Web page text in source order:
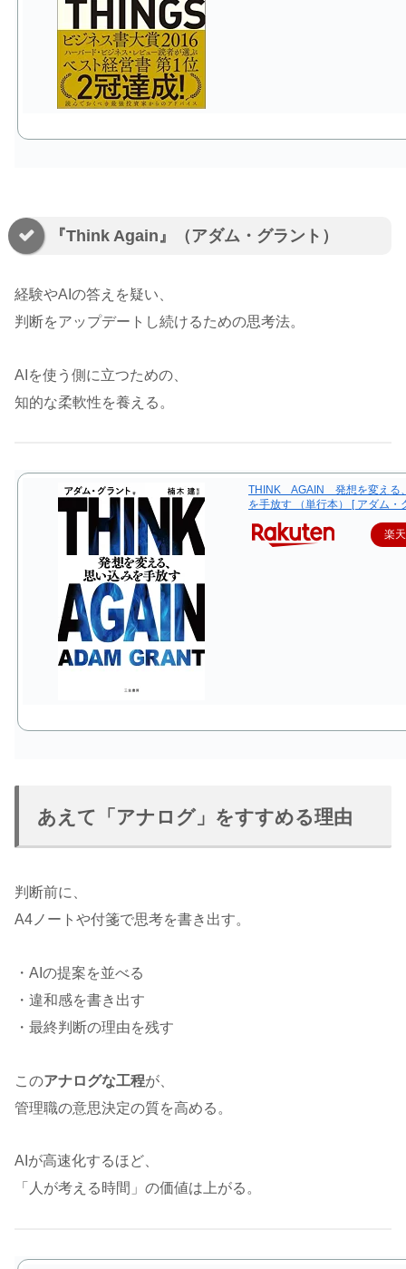
『Think Again』（アダム・グラント）
経験やAIの答えを疑い、
判断をアップデートし続けるための思考法。
AIを使う側に立つための、
知的な柔軟性を養える。
THINK AGAIN 発想を変える
を手放す （単行本） [ アダム・
楽
あえて「アナログ」をすすめる理由
判断前に、
A4ノートや付箋で思考を書き出す。
・AIの提案を並べる
・違和感を書き出す
・最終判断の理由を残す
このアナログな工程が、
管理職の意思決定の質を高める。
AIが高速化するほど、
「人が考える時間」の価値は上がる。